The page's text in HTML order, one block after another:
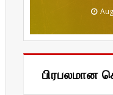
பிரபலமான